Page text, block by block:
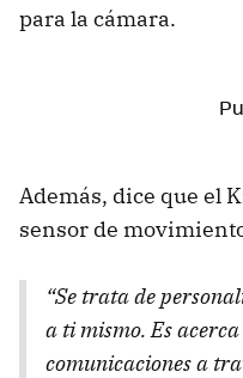
para la cámara.
Además, dice que el
sensor de
“Se trata de
a ti mismo. Es
comunicaciones a